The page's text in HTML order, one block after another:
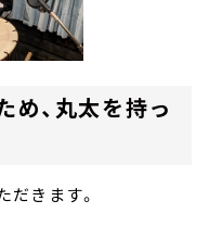
め、丸太を持っ
だきます。